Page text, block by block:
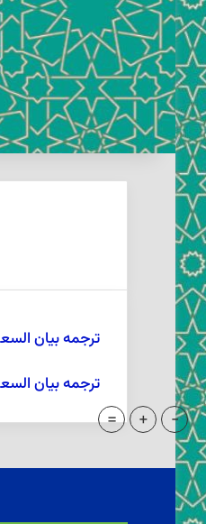
ترجمه بیان
ترجمه بیان
-
+
=